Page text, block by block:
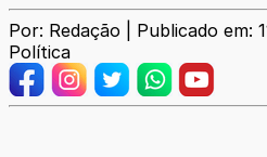
Por: Redação | Publicado em:
Política